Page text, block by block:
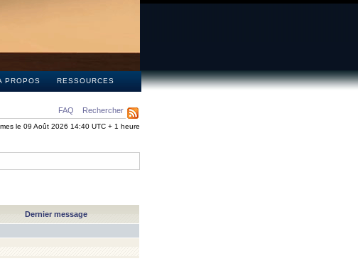
PROPOS RESSOURCES
FAQ Rechercher
le 09 Août 2026 14:40 UTC + 1 heure
Dernier message